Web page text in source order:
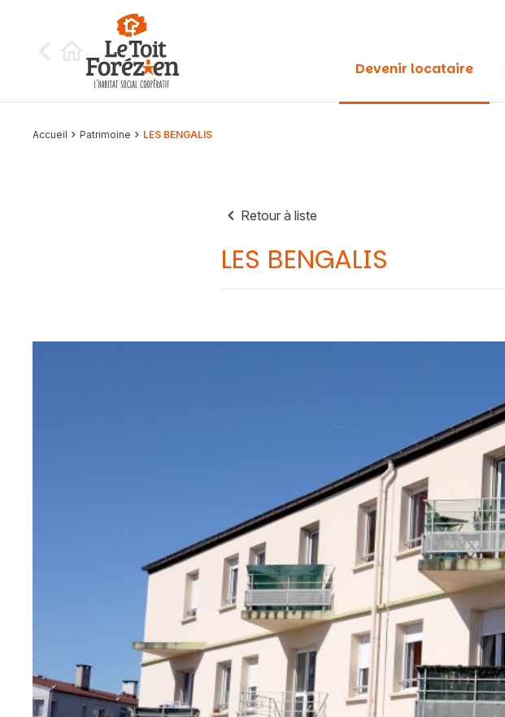
Devenir locataire
Accueil Patrimoine LES BENGALIS
Retour à liste
LES BENGALIS